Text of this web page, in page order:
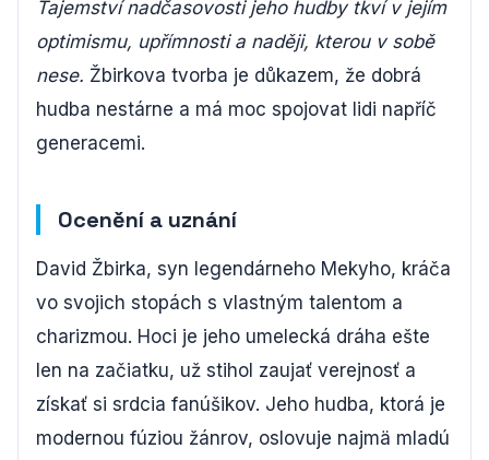
Tajemství nadčasovosti jeho hudby tkví v jejím
optimismu, upřímnosti a naději, kterou v sobě
nese. Žbirkova tvorba je důkazem, že dobrá
hudba nestárne a má moc spojovat lidi napříč
generacemi.
Ocenění a uznání
David Žbirka, syn legendárneho Mekyho, kráča
vo svojich stopách s vlastným talentom a
charizmou. Hoci je jeho umelecká dráha ešte
len na začiatku, už stihol zaujať verejnosť a
získať si srdcia fanúšikov. Jeho hudba, ktorá je
modernou fúziou žánrov, oslovuje najmä mladú